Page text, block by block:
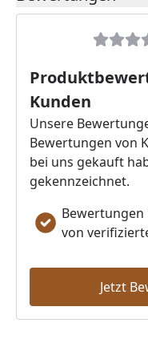
Kunden
Unsere
Bewertungen von
bei uns gekauft
gekennzeichnet.
Bewertungen
von
Jetzt